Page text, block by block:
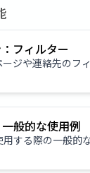
フィルター
ジや連絡先のフ
般的な使用例
用する際の一般的